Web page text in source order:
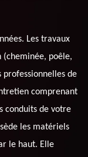
Les travaux
(cheminée, poêle,
de
comprenant
conduits de votre
les matériels
le haut. Elle